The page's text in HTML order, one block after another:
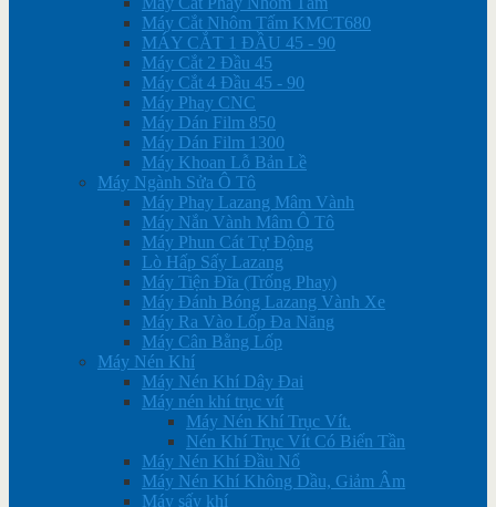
Máy Cắt Nhôm Tấm KMCT680
MÁY CẮT 1 ĐẦU 45 - 90
Máy Cắt 2 Đầu 45
Máy Cắt 4 Đầu 45 - 90
Máy Phay CNC
Máy Dán Film 850
Máy Dán Film 1300
Máy Khoan Lỗ Bản Lề
Máy Ngành Sửa Ô Tô
Máy Phay Lazang Mâm Vành
Máy Nắn Vành Mâm Ô Tô
Máy Phun Cát Tự Động
Lò Hấp Sấy Lazang
Máy Tiện Đĩa (Trống Phay)
Máy Đánh Bóng Lazang Vành Xe
Máy Ra Vào Lốp Đa Năng
Máy Cân Bằng Lốp
Máy Nén Khí
Máy Nén Khí Dây Đai
Máy nén khí trục vít
Máy Nén Khí Trục Vít.
Nén Khí Trục Vít Có Biến Tần
Máy Nén Khí Đầu Nổ
Máy Nén Khí Không Dầu, Giảm Âm
Máy sấy khí